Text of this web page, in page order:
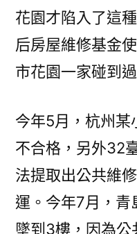
花園才陷入了這
后房屋維修基金
市花園一家碰到過
今年5月，杭州
不合格，另外32
法提取出公共維
運。今年7月，青
墜到3樓，因為公